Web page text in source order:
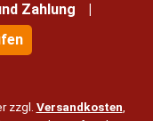
Zahlung
zzgl. Versandkosten